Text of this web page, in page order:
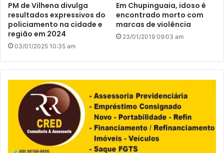
PM de Vilhena divulga
resultados expressivos do
policiamento na cidade e
região em 2024
03/01/2025 10:35 am
Em Chupinguaia, idoso é
encontrado morto com
marcas de violência
23/01/2019 09:03 am